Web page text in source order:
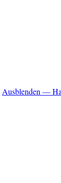
Ausblenden —